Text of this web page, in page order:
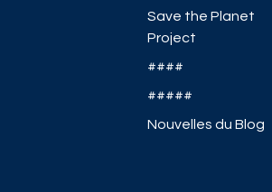
Save the Planet
Project
####
#####
Nouvelles du Blog